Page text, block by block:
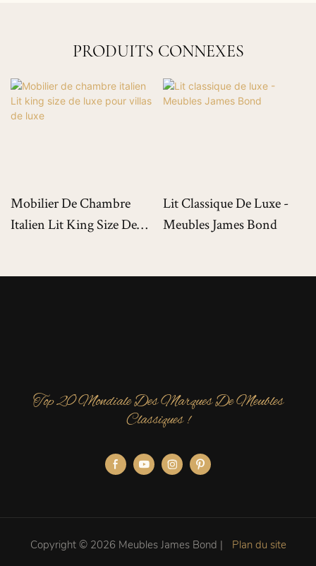
PRODUITS CONNEXES
Mobilier De Chambre
Italien Lit King Size De
Lit Classique De Luxe -
Meubles James Bond
Top 20 Mondiale Des Marques De Meubles
Classiques !
Copyright © 2026 Meubles James Bond | Plan du site